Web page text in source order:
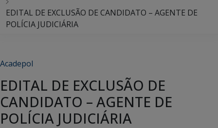
EDITAL DE EXCLUSÃO DE CANDIDATO – AGENTE DE
POLÍCIA JUDICIÁRIA
Acadepol
EDITAL DE EXCLUSÃO DE
CANDIDATO – AGENTE DE
POLÍCIA JUDICIÁRIA